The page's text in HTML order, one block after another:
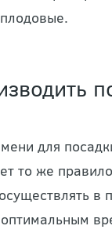
для
то же
в